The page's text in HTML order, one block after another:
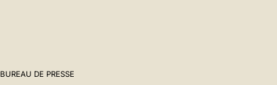
BUREAU DE PRESSE